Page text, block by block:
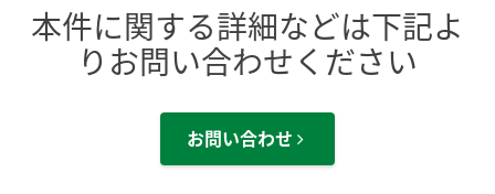
本件に関する詳細などは下記よ
りお問い合わせください
お問い合わせ